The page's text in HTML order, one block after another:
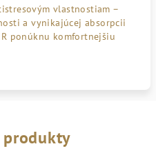
vlastnostiam –
a vynikajúcej absorpcii
ponúknu komfortnejšiu
produkty